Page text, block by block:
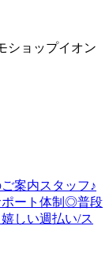
ショップイオン
案内スタッフ♪
ポート体制◎普段
しい週払い/ス